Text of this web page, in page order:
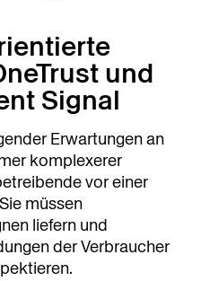
und
Signal
Erwartungen an
komplexerer
vor einer
müssen
liefern und
der Verbraucher